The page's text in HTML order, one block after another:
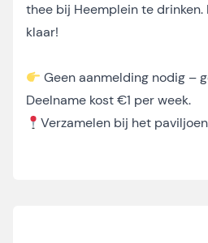
thee bij Heemplein te
klaar!
Geen aanmelding nodig –
Deelname kost €1 per week.
Verzamelen bij het